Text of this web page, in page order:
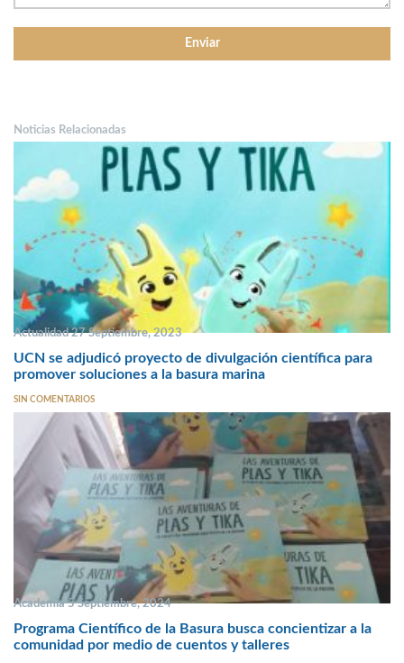
Noticias Relacionadas
Actualidad 27 Septiembre, 2023
UCN se adjudicó proyecto de divulgación científica para
promover soluciones a la basura marina
SIN COMENTARIOS
Academia 5 Septiembre, 2024
Programa Científico de la Basura busca concientizar a la
comunidad por medio de cuentos y talleres